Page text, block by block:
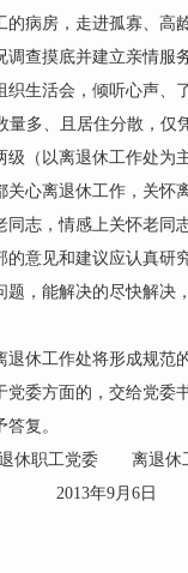
病房，走进孤寡、高
查摸底并建立亲情服
生活会，倾听心声、
多、且居住分散，仅
（以离退休工作处为
心离退休工作，关怀
志，情感上关怀老同
意见和建议应认真研
能解决的尽快解决
工作处将形成规范
委方面的，交给党委
复。
休职工党委 离退休
2013年9月6日